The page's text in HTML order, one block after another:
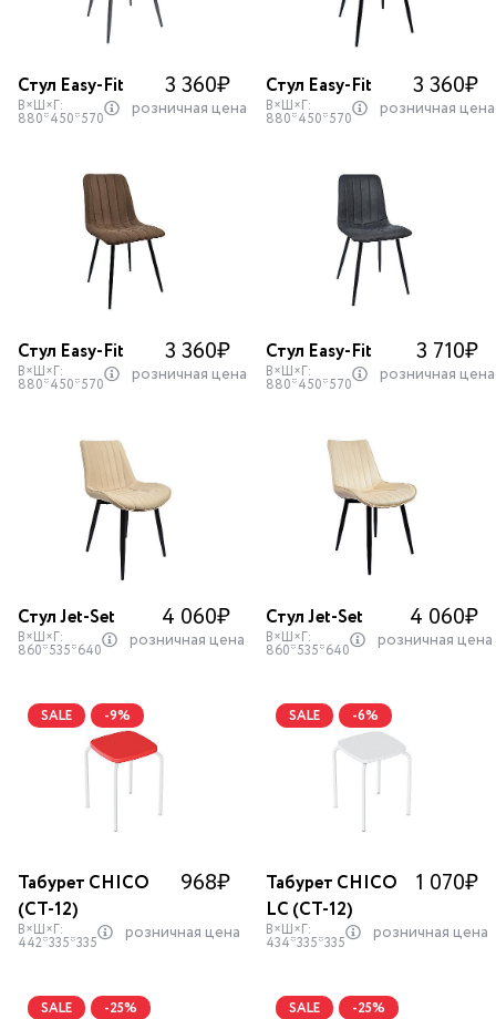
Стул Easy-Fit 3 360₽
В×Ш×Г:
880*450*570 розничная цена
Стул Easy-Fit 3 360₽
В×Ш×Г:
880*450*570 розничная цена
Стул Easy-Fit 3 360₽
В×Ш×Г:
880*450*570 розничная цена
Стул Easy-Fit 3 710₽
В×Ш×Г:
880*450*570 розничная цена
Стул Jet-Set 4 060₽
В×Ш×Г:
860*535*640 розничная цена
Стул Jet-Set 4 060₽
В×Ш×Г:
860*535*640 розничная цена
Табурет CHICO
(СТ-12)
968₽
В×Ш×Г:
442*335*335 розничная цена
SALE -9%
Табурет CHICO
LC (СТ-12)
1 070₽
В×Ш×Г:
434*335*335 розничная цена
SALE -6%
SALE -25% SALE -25%